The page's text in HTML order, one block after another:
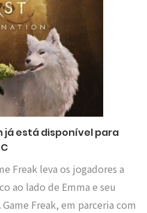
já está disponível para
Freak leva os jogadores a
ao lado de Emma e seu
Freak, em parceria com